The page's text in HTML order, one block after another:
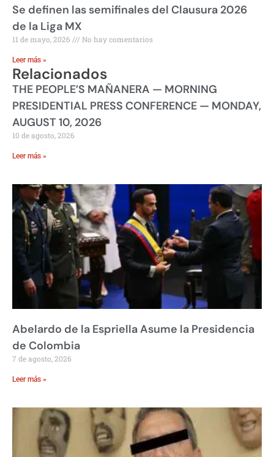
Se definen las semifinales del Clausura 2026
de la Liga MX
11 de mayo, 2026 No hay comentarios
Leer más »
Relacionados
THE PEOPLE’S MAÑANERA — MORNING
PRESIDENTIAL PRESS CONFERENCE — MONDAY,
AUGUST 10, 2026
10 de agosto, 2026
Leer más »
Abelardo de la Espriella Asume la Presidencia
de Colombia
7 de agosto, 2026
Leer más »